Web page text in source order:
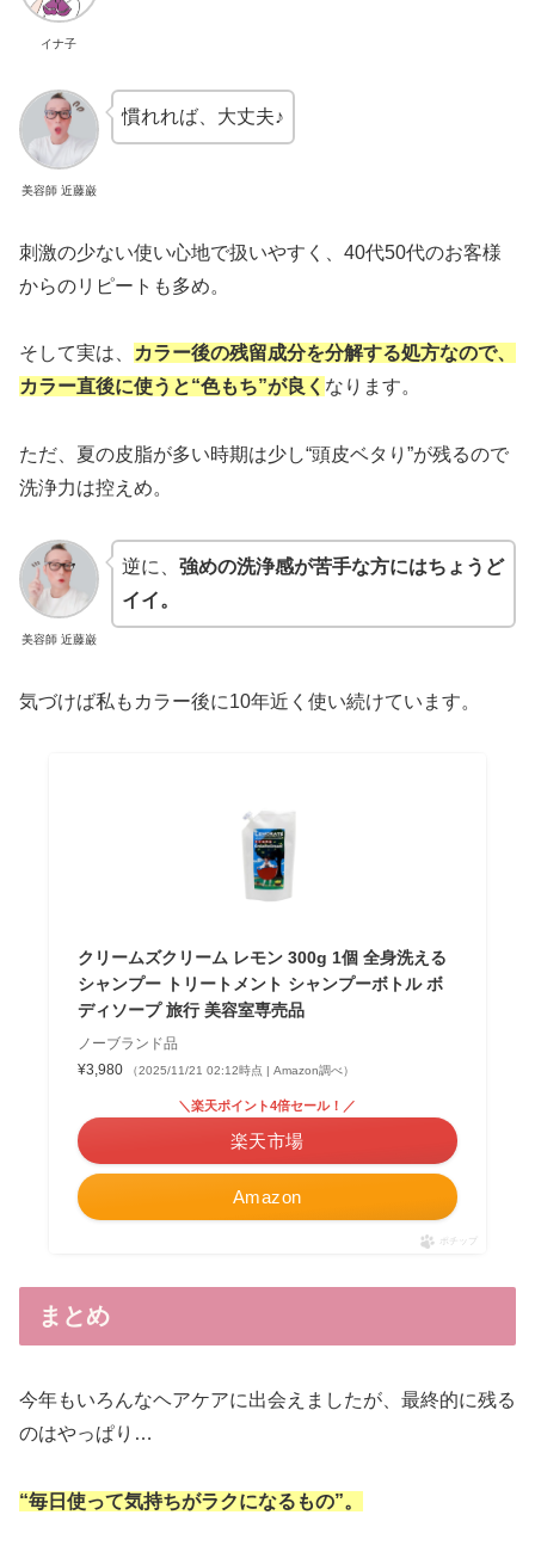
イナ子
美容師 近藤巌
慣れれば、大丈夫♪
刺激の少ない使い心地で扱いやすく、40代50代のお客様
からのリピートも多め。
そして実は、
カラー後の残留成分を分解する処方なので、
カラー直後に使うと“色もち”が良く なります。
ただ、夏の皮脂が多い時期は少し“頭皮ベタり”が残るので
洗浄力は控えめ。
美容師 近藤巌
逆に、 強めの洗浄感が苦手な方にはちょうど
イイ。
気づけば私もカラー後に10年近く使い続けています。
クリームズクリーム レモン 300g 1個 全身洗える
シャンプー トリートメント シャンプーボトル ボ
ディソープ 旅行 美容室専売品
ノーブランド品
¥3,980
（2025/11/21 02:12時点 | Amazon調べ）
Amazon
＼楽天ポイント4倍セール！／
楽天市場
ポチップ
まとめ
今年もいろんなヘアケアに出会えましたが、最終的に残る
のはやっぱり…
“毎日使って気持ちがラクになるもの”。